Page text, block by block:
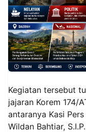
‎‎Kegiatan tersebut
jajaran Korem 174/
antaranya Kasi
Wildan Bahtiar,